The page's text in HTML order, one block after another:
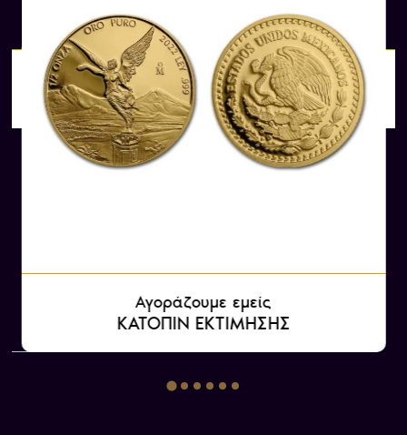
Αγοράζουμε εμείς
ΚΑΤΟΠΙΝ ΕΚΤΙΜΗΣΗΣ
Αγοράζουμε εμείς
ΚΑΤΟΠΙΝ ΕΚΤΙΜΗΣΗΣ